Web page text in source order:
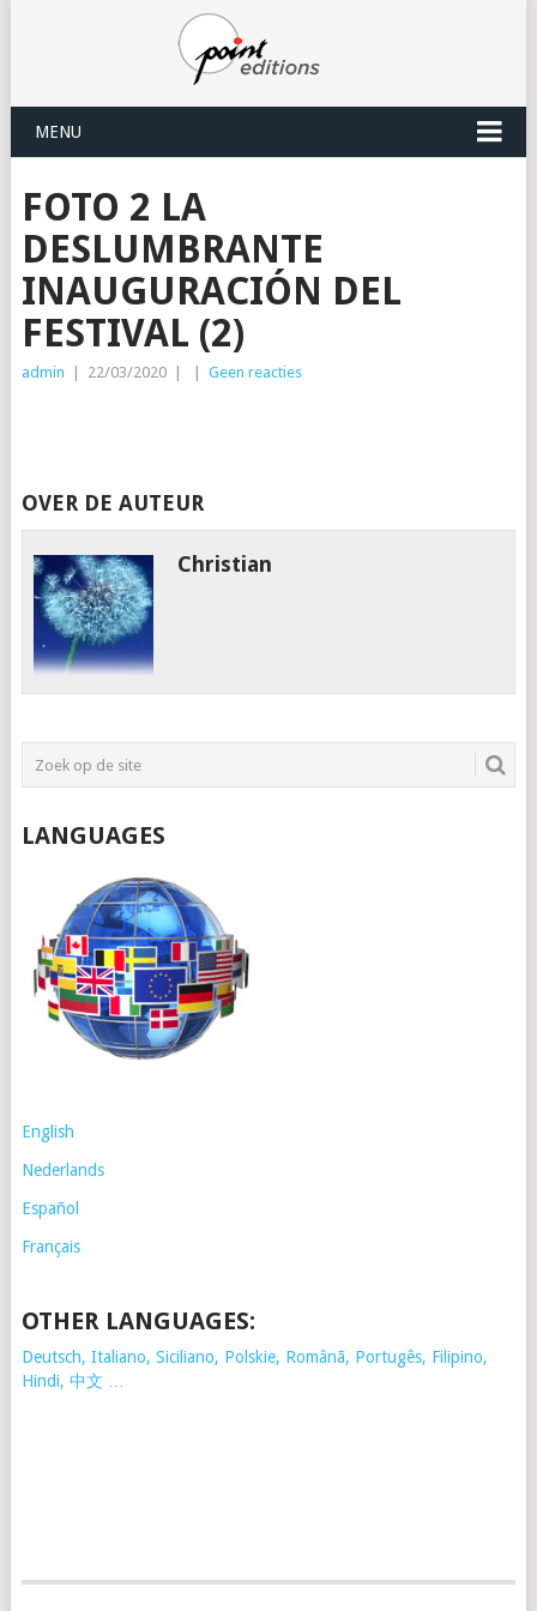
MENU
FOTO 2 LA
DESLUMBRANTE
INAUGURACIÓN DEL
FESTIVAL (2)
admin 22/03/2020 Geen reacties
OVER DE AUTEUR
Christian
LANGUAGES
English
Nederlands
Español
Français
OTHER LANGUAGES:
Deutsch, Italiano, Siciliano, Polskie, Românã, Portugês, Filipino,
Hindi, 中文 …